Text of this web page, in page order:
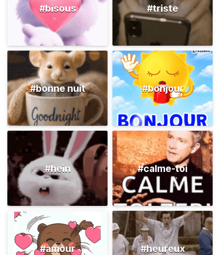
#bisous #triste
#bonne nuit #bonjour
#hein #calme-toi
#amour #heureux